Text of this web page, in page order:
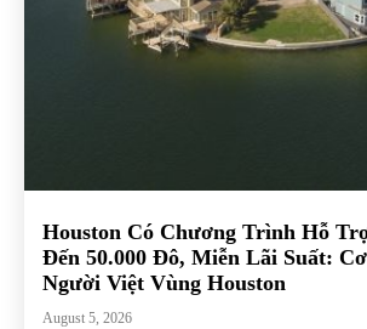
Houston Có Chương Trình Hỗ
Đến 50.000 Đô, Miễn Lãi Suất:
Người Việt Vùng Houston
August 5, 2026